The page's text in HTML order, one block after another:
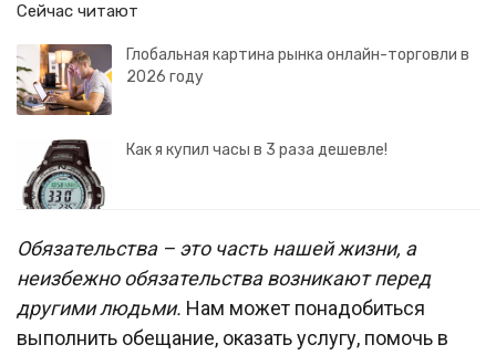
Сейчас читают
Глобальная картина рынка онлайн-торговли в
2026 году
Как я купил часы в 3 раза дешевле!
Обязательства – это часть нашей жизни, а
неизбежно обязательства возникают перед
другими людьми. Нам может понадобиться
выполнить обещание, оказать услугу, помочь в